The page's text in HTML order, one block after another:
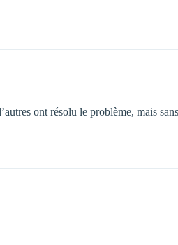
ont résolu le problème, mais